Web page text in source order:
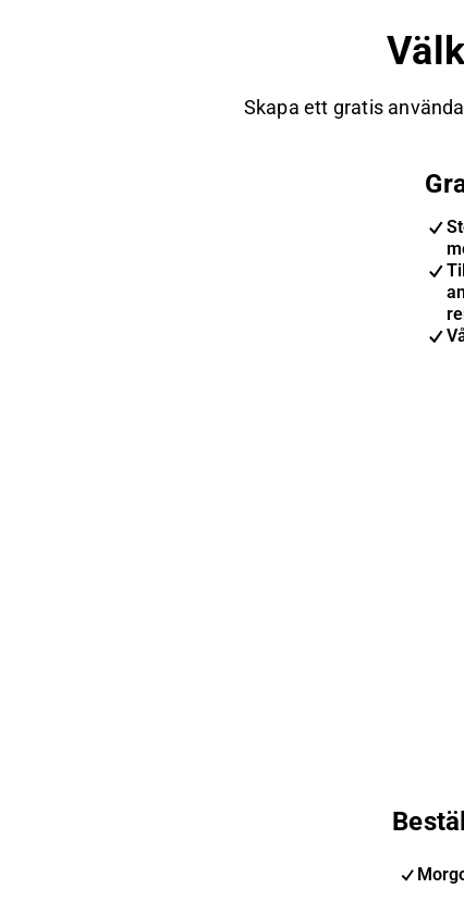
Skapa ett gratis